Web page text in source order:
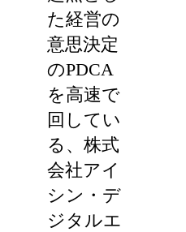
た経営の
意思決定
のPDCA
を高速で
回してい
る、株式
会社アイ
シン・デ
ジタルエ